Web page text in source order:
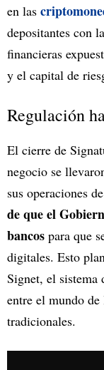
en las
depositantes con
financieras
y el capital de
Regulación
El cierre de
negocio se
sus operaciones
de que el
bancos para que
digitales. Esto
Signet, el sistema
entre el mundo
tradicionales.